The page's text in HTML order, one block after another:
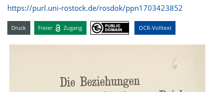
https://purl.uni-rostock.de/rosdok/ppn1703423852
Druck Freier Zugang OCR-Volltext